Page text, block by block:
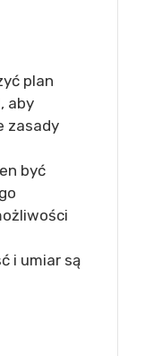
plan
aby
zasady
być
i umiar są